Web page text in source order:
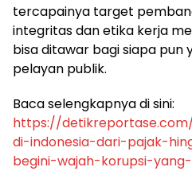
tercapainya target
integritas dan etika kerja
bisa ditawar bagi siapa pun
pelayan publik.
​Baca selengkapnya di sini:
https://
di-indonesia-dari-pajak-
begini-wajah-korupsi-